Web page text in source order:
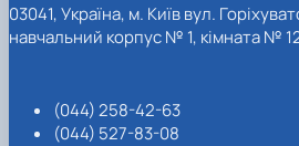
03041, Україна, м. Київ вул.
навчальний корпус № 1, кімната №
(044) 258-42-63
(044) 527-83-08